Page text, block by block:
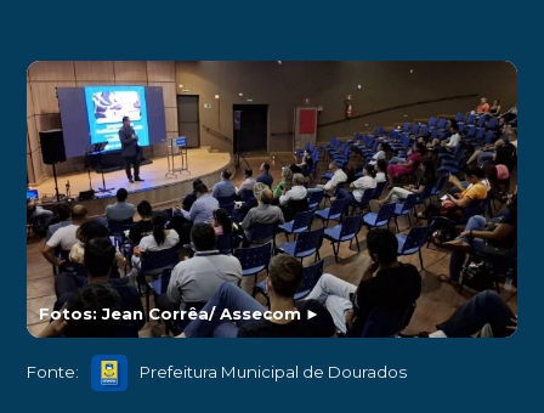
Fotos: Jean Corrêa/ Assecom►
Fonte: Prefeitura Municipal de Dourados